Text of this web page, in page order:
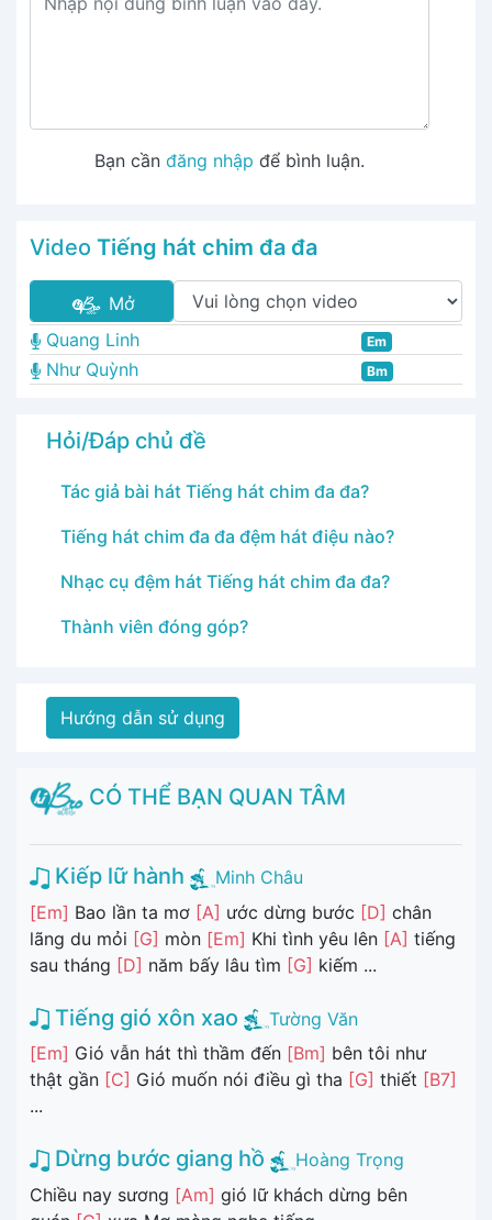
Bạn cần đăng nhập để bình luận.
Video Tiếng hát chim đa đa
Mở
Quang Linh
Em
Như Quỳnh Bm
Hỏi/Đáp chủ đề
Tác giả bài hát Tiếng hát chim đa đa?
Tiếng hát chim đa đa đệm hát điệu nào?
Nhạc cụ đệm hát Tiếng hát chim đa đa?
Thành viên đóng góp?
Hướng dẫn sử dụng
CÓ THỂ BẠN QUAN TÂM
Kiếp lữ hành
Minh Châu
[Em] Bao lần ta mơ [A] ước dừng bước [D] chân
lãng du mỏi [G] mòn [Em] Khi tình yêu lên [A] tiếng
sau tháng [D] năm bấy lâu tìm [G] kiếm ...
Tiếng gió xôn xao
Tường Văn
[Em] Gió vẫn hát thì thầm đến [Bm] bên tôi như
thật gần [C] Gió muốn nói điều gì tha [G] thiết [B7]
...
Dừng bước giang hồ
Hoàng Trọng
Chiều nay sương [Am] gió lữ khách dừng bên